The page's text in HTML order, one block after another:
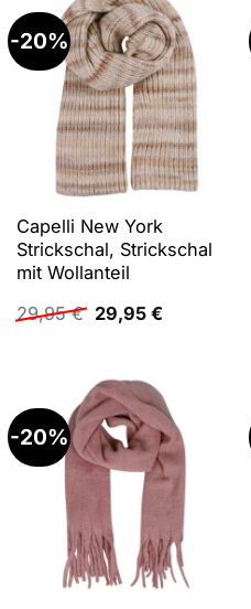
-20%
Capelli New York
Strickschal, Strickschal
mit Wollanteil
29,95€ Ursprünglicher
Preis
29,95 €Aktueller
-20%